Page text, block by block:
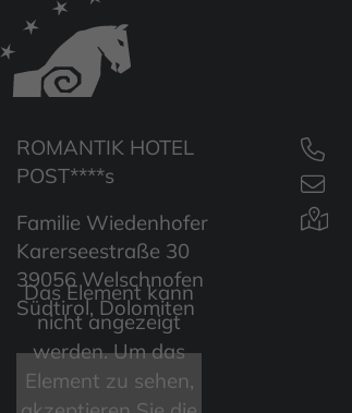
ROMANTIK HOTEL
POST****s
Familie Wiedenhofer
Karerseestraße 30
39056 Welschnofen
Südtirol, Dolomiten
Das Element kann
nicht angezeigt
werden. Um das
Element zu sehen,